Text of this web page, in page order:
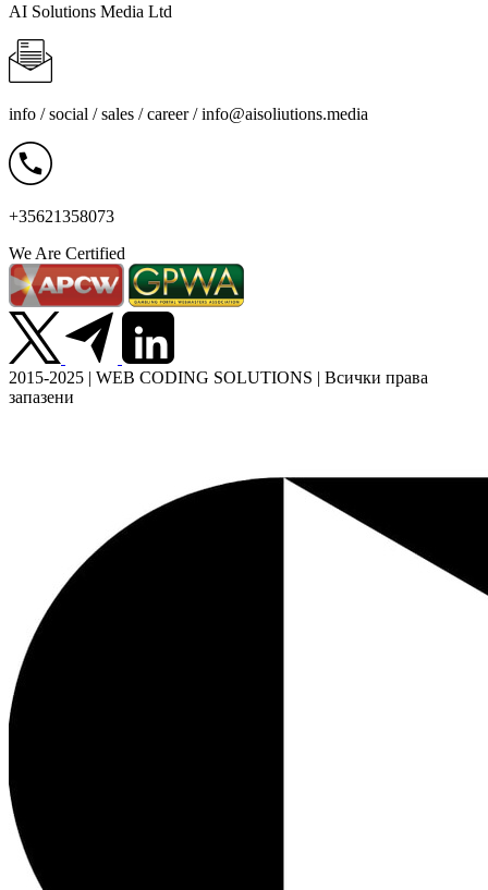
AI Solutions Media Ltd
info / social / sales / career /info@aisoliutions.media
+35621358073
We Are Certified
2015-2025 | WEB CODING SOLUTIONS | Всички права
запазени